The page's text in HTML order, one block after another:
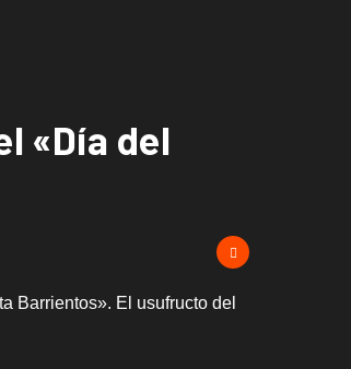
«Día del
Barrientos». El usufructo del